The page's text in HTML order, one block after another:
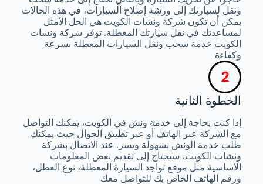
ونقل لسيارتك إلى ورشة إصلاح السيارات، في هذه الحالات
يمكن أن تكون شركة ونشات الكويت هي الحل الأمثل
لمساعدتك في نقل سيارتك المعطلة. توفر شركة ونشات
الكويت خدمة سحب ونقل السيارات المعطلة بسرعة
وكفاءة
الخطوة الثانية
إذا كنت بحاجة إلى خدمة ونش في الكويت، يمكنك التواصل
مع الشركة عبر الهاتف أو عبر تطبيق الجوال حيث يمكنك
طلب خدمة الونش بسهولة ويسر. عند الاتصال بشركة
ونشات الكويت، ستحتاج إلى تقديم بعض المعلومات
الأساسية مثل موقع تواجد السيارة المعطلة، نوع العطل،
ورقم الهاتف الخاص بك للتواصل معك